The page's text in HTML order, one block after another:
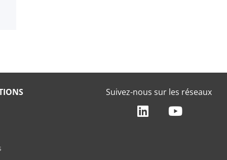
Suivez-nous sur les réseaux